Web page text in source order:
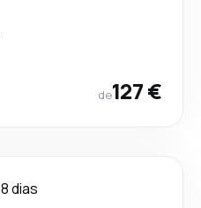
de127 €
8 dias